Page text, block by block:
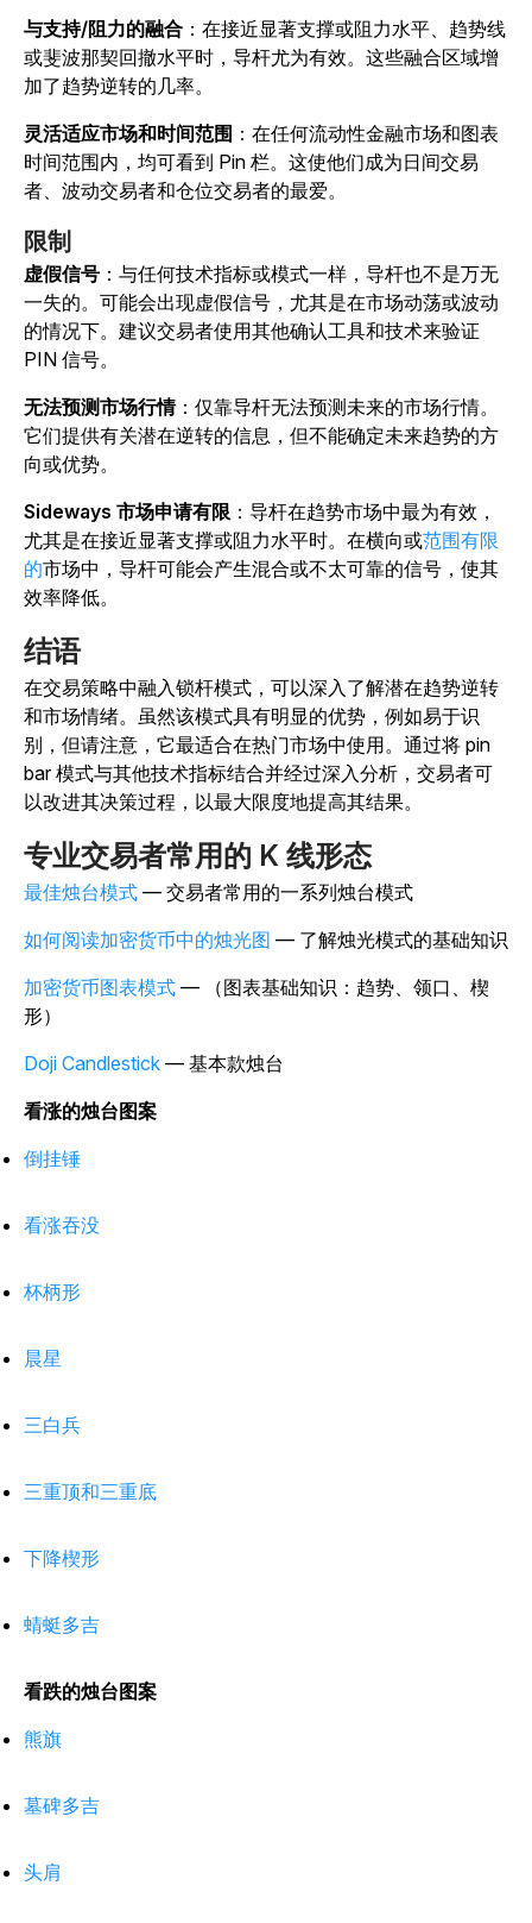
与支持/阻力的融合 ：在接近显著支撑或阻力水平、趋势线
或斐波那契回撤水平时，导杆尤为有效。这些融合区域增
加了趋势逆转的几率。
灵活适应市场和时间范围 ：在任何流动性金融市场和图表
时间范围内，均可看到 Pin 栏。这使他们成为日间交易
者、波动交易者和仓位交易者的最爱。
限制
虚假信号 ：与任何技术指标或模式一样，导杆也不是万无
一失的。可能会出现虚假信号，尤其是在市场动荡或波动
的情况下。建议交易者使用其他确认工具和技术来验证
PIN 信号。
无法预测市场行情：仅靠导杆无法预测未来的市场行情。
它们提供有关潜在逆转的信息，但不能确定未来趋势的方
向或优势。
Sideways 市场申请有限 ：导杆在趋势市场中最为有效，
尤其是在接近显著支撑或阻力水平时。在横向或范围有限
的市场中，导杆可能会产生混合或不太可靠的信号，使其
效率降低。
结语
在交易策略中融入锁杆模式，可以深入了解潜在趋势逆转
和市场情绪。虽然该模式具有明显的优势，例如易于识
别，但请注意，它最适合在热门市场中使用。通过将 pin
bar 模式与其他技术指标结合并经过深入分析，交易者可
以改进其决策过程，以最大限度地提高其结果。
专业交易者常用的 K 线形态
最佳烛台模式 — 交易者常用的一系列烛台模式
如何阅读加密货币中的烛光图 — 了解烛光模式的基础知识
加密货币图表模式 — （图表基础知识：趋势、领口、楔
形）
Doji Candlestick — 基本款烛台
看涨的烛台图案
倒挂锤
看涨吞没
杯柄形
晨星
三白兵
三重顶和三重底
下降楔形
蜻蜓多吉
看跌的烛台图案
熊旗
墓碑多吉
头肩